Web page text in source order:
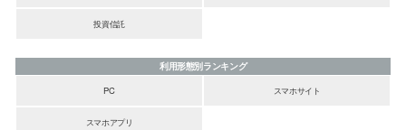
投資信託
利用形態別ランキング
PC
スマホサイト
スマホアプリ